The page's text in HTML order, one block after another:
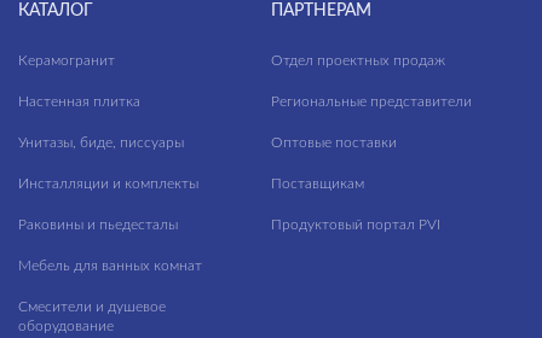
КАТАЛОГ
Керамогранит
Настенная плитка
Унитазы, биде, писсуары
Инсталляции и комплекты
Раковины и пьедесталы
Мебель для ванных комнат
Смесители и душевое
оборудование
ПАРТНЕРАМ
Отдел проектных продаж
Региональные представители
Оптовые поставки
Поставщикам
Продуктовый портал PVI